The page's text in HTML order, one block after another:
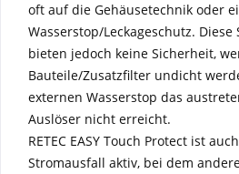
oft auf die Gehäusetechnik oder
Wasserstop/Leckageschutz.
bieten jedoch keine Sicherheit,
Bauteile/Zusatzfilter undicht
externen Wasserstop das
Auslöser nicht erreicht.
RETEC EASY Touch Protect ist
Stromausfall aktiv, bei dem